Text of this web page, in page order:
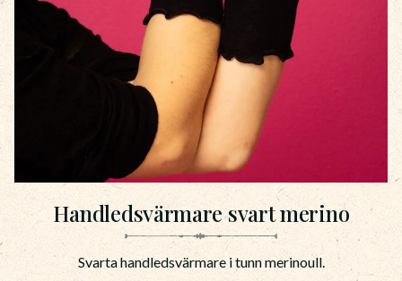
Handledsvärmare svart merino
Svarta handledsvärmare i tunn merinoull.